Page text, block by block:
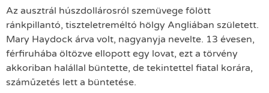
Az ausztrál húszdollárosról szemüvege fölött
ránkpillantó, tiszteletreméltó hölgy Angliában született.
Mary Haydock árva volt, nagyanyja nevelte. 13 évesen,
férfiruhába öltözve ellopott egy lovat, ezt a törvény
akkoriban halállal büntette, de tekintettel fiatal korára,
száműzetés lett a büntetése.